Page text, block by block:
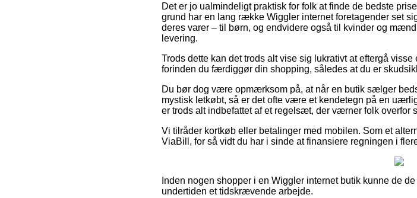
Det er jo ualmindeligt praktisk for folk at finde de bedste
grund har en lang række Wiggler internet foretagender set
deres varer – til børn, og endvidere også til kvinder og
levering.
Trods dette kan det trods alt vise sig lukrativt at eftergå
forinden du færdiggør din shopping, således at du er
Du bør dog være opmærksom på, at når en butik sælger
mystisk letkøbt, så er det ofte være et kendetegn på en
er trods alt indbefattet af et regelsæt, der værner folk overfor
Vi tilråder kortkøb eller betalinger med mobilen. Som et
ViaBill, for så vidt du har i sinde at finansiere regningen i
Inden nogen shopper i en Wiggler internet butik kunne de
undertiden et tidskrævende arbejde.